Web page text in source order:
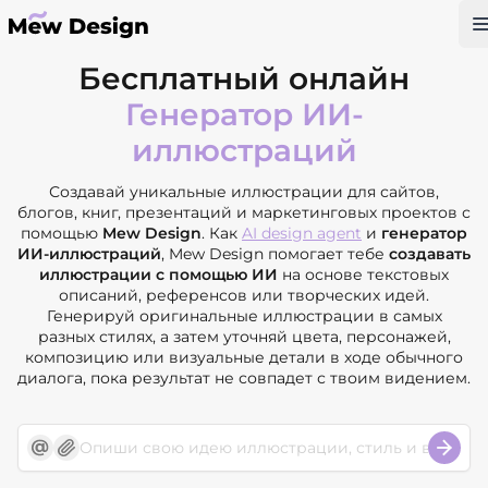
Бесплатный онлайн
Генератор ИИ-
иллюстраций
Создавай уникальные иллюстрации для сайтов,
блогов, книг, презентаций и маркетинговых проектов с
помощью Mew Design. Как AI design agent и генератор
ИИ-иллюстраций, Mew Design помогает тебе создавать
иллюстрации с помощью ИИ на основе текстовых
описаний, референсов или творческих идей.
Генерируй оригинальные иллюстрации в самых
разных стилях, а затем уточняй цвета, персонажей,
композицию или визуальные детали в ходе обычного
диалога, пока результат не совпадет с твоим видением.